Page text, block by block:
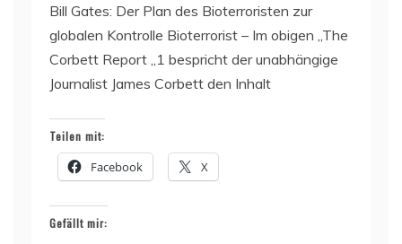
Bill Gates: Der Plan des Bioterroristen zur
globalen Kontrolle Bioterrorist – Im obigen „The
Corbett Report „1 bespricht der unabhängige
Journalist James Corbett den Inhalt
Teilen mit:
Facebook X
Gefällt mir: